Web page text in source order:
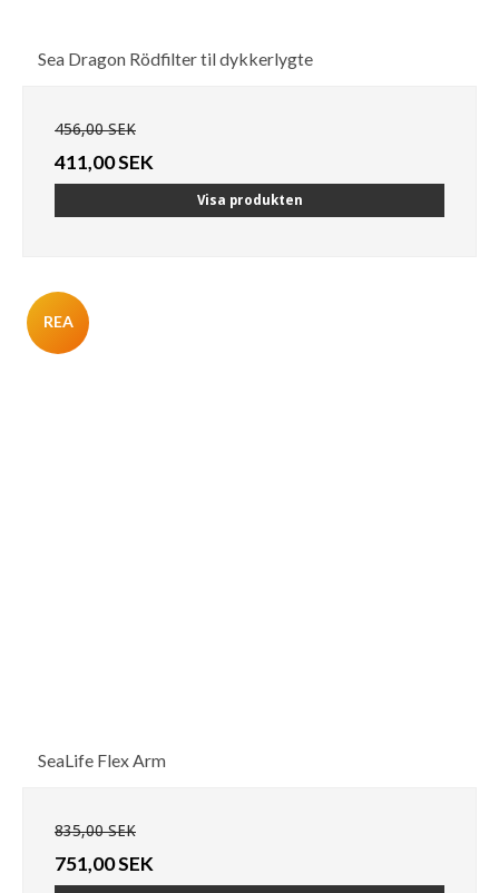
Sea Dragon Rödfilter til dykkerlygte
456,00 SEK
411,00 SEK
Visa produkten
REA
SeaLife Flex Arm
835,00 SEK
751,00 SEK